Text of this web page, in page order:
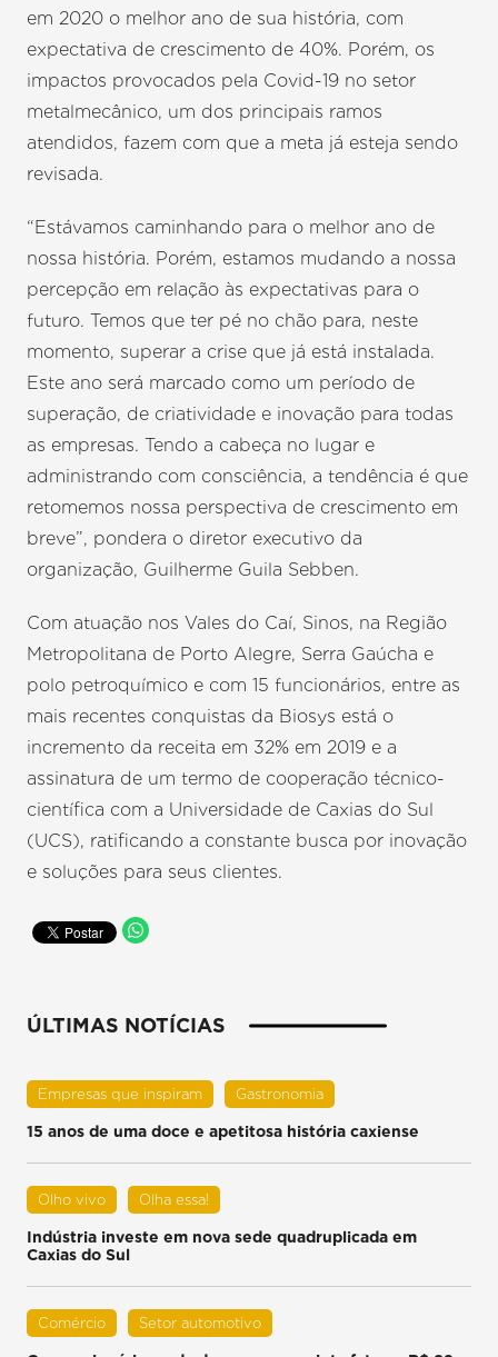
em 2020 o melhor ano de sua história, com
expectativa de crescimento de 40%. Porém, os
impactos provocados pela Covid-19 no setor
metalmecânico, um dos principais ramos
atendidos, fazem com que a meta já esteja sendo
revisada.
“Estávamos caminhando para o melhor ano de
nossa história. Porém, estamos mudando a nossa
percepção em relação às expectativas para o
futuro. Temos que ter pé no chão para, neste
momento, superar a crise que já está instalada.
Este ano será marcado como um período de
superação, de criatividade e inovação para todas
as empresas. Tendo a cabeça no lugar e
administrando com consciência, a tendência é que
retomemos nossa perspectiva de crescimento em
breve”, pondera o diretor executivo da
organização, Guilherme Guila Sebben.
Com atuação nos Vales do Caí, Sinos, na Região
Metropolitana de Porto Alegre, Serra Gaúcha e
polo petroquímico e com 15 funcionários, entre as
mais recentes conquistas da Biosys está o
incremento da receita em 32% em 2019 e a
assinatura de um termo de cooperação técnico-
científica com a Universidade de Caxias do Sul
(UCS), ratificando a constante busca por inovação
e soluções para seus clientes.
ÚLTIMAS NOTÍCIAS
Empresas que inspiram Gastronomia
15 anos de uma doce e apetitosa história caxiense
Olho vivo Olha essa!
Indústria investe em nova sede quadruplicada em
Caxias do Sul
Comércio Setor automotivo